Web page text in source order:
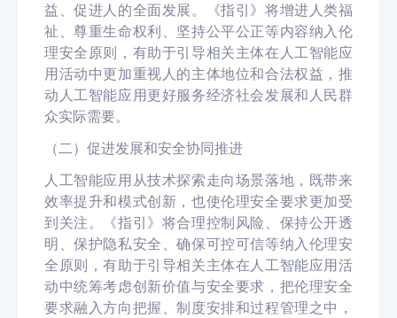
益、促进人的全面发展。《指引》将增进人类福
祉、尊重生命权利 、 坚持公平公正等内容纳入伦
理安全原则，有助于引导相关主体在人工智能应
用活动中更加重视人的主体地位和合法权益，推
动人工智能应用更好服务经济社会发展和人民群
众实际需要。
（二） 促进发展和安全协同推进
人工智能应用从技术探索走向场景落地，既带来
效率提升和模式创新，也使伦理安全要求更加受
到关注。《指引》将合理控制风险、保持公开透
明 、保护隐私安全、确保可控可信等纳入伦理安
全原则，有助于引导相关主体在人工智能应用活
动中统筹考虑创新价值与安全要求，把伦理安全
要求融入方向把握、制度安排和过程管理之中，